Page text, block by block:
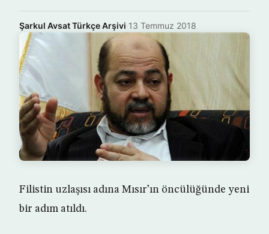
Şarkul Avsat Türkçe Arşivi·13 Temmuz 2018
Filistin uzlaşısı adına Mısır’ın öncülüğünde yeni
bir adım atıldı.